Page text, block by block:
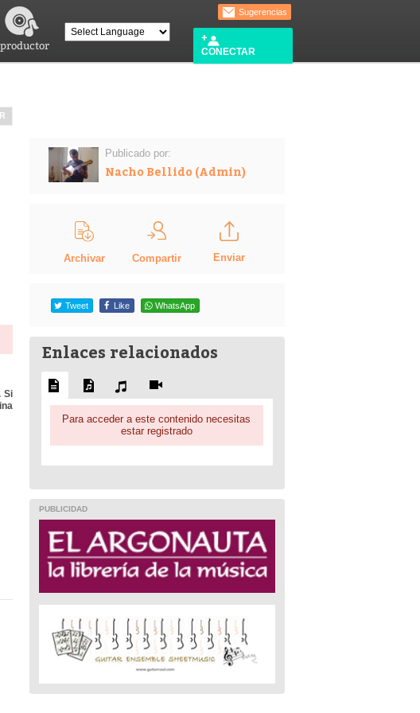
Sugerencias
CONECTAR
Si
Publicado por:
Nacho Bellido (Admin)
Archivar Compartir Enviar
Tweet Like WhatsApp
Enlaces relacionados
Para acceder a este contenido necesitas
estar registrado
PUBLICIDAD